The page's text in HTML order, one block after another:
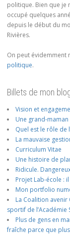
politique. Bien que je
occupé quelques
depuis le début du
Rivières.
On peut évidemment
politique.
Billets de mon
Vision et
Une grand-
Quel est le rôle de
La mauvaise
Curriculum Vitae
Une histoire de
Ridicule.
Projet Lab-école :
Mon portfolio
La Coalition
sportif de l’Académie
Plus de gens en
fraîche parce que